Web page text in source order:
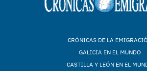
CRÓNICAS DE LA
GALICIA EN EL MUNDO
CASTILLA Y LEÓN EN EL